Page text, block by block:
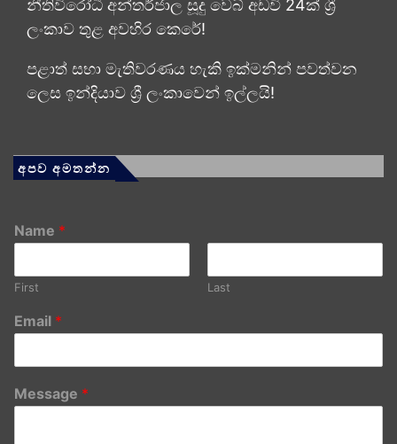
නීතිවිරෝධී අන්තර්ජාල සූදු වෙබ් අඩවි 24ක් ශ්‍රී
ලංකාව තුළ අවහිර කෙරේ!
පළාත් සභා මැතිවරණය හැකි ඉක්මනින් පවත්වන
ලෙස ඉන්දියාව ශ්‍රී ලංකාවෙන් ඉල්ලයි!
අපව අමතන්න
Name *
First Last
Email *
Message *